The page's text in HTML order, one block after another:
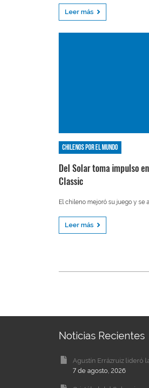
Leer más
Chilenos por el mundo
Del Solar toma impulso
Classic
El chileno mejoró su juego y se
Leer más
Noticias Recientes
Agustín Errázruiz lideró
7 de agosto, 2026